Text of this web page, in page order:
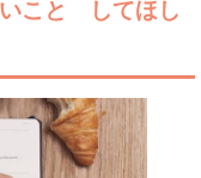
こと してほし